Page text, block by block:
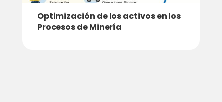
Optimización de los activos en los
Procesos de Minería